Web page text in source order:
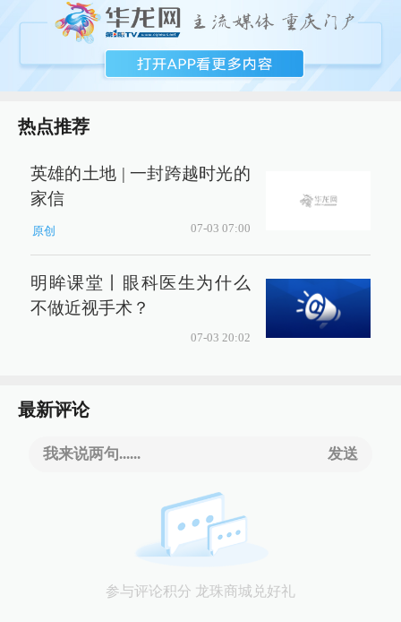
热点推荐
英雄的土地 | 一封跨越时光的
家信
原创 07-03 07:00
明眸课堂丨眼科医生为什么
不做近视手术？
07-03 20:02
最新评论
我来说两句...... 发送
参与评论积分 龙珠商城兑好礼